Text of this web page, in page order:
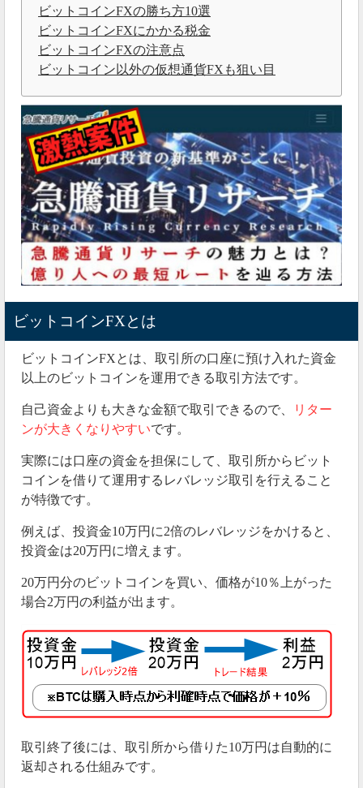
ビットコインFXの勝ち方10選
ビットコインFXにかかる税金
ビットコインFXの注意点
ビットコイン以外の仮想通貨FXも狙い目
ビットコインFXとは
ビットコインFXとは、取引所の口座に預け入れた資金
以上のビットコインを運用できる取引方法です。
自己資金よりも大きな金額で取引できるので、
リター
ンが大きくなりやすいです。
実際には口座の資金を担保にして、取引所からビット
コインを借りて運用するレバレッジ取引を行えること
が特徴です。
例えば、投資金10万円に2倍のレバレッジをかけると、
投資金は20万円に増えます。
20万円分のビットコインを買い、価格が10％上がった
場合2万円の利益が出ます。
取引終了後には、取引所から借りた10万円は自動的に
返却される仕組みです。